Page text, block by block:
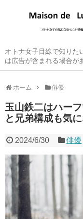
オトナ女子目線で知り
は広告が含まれる場合が
ホーム 俳優
玉山鉄二はハー
と兄弟構成も気に
2024/6/30 俳優